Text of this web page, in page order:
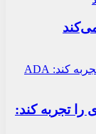
تجربه کند: